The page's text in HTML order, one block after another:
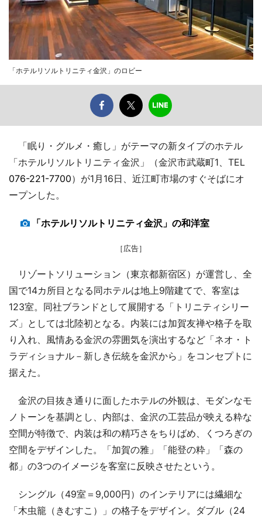
「ホテルリソルトリニティ金沢」のロビー
「眠り・グルメ・癒し」がテーマの新タイプのホテル
「ホテルリソルトリニティ金沢」（金沢市武蔵町1、TEL
076-221-7700）が1月16日、近江町市場のすぐそばにオ
ープンした。
「ホテルリソルトリニティ金沢」の和洋室
［広告］
リゾートソリューション（東京都新宿区）が運営し、全
国で14カ所目となる同ホテルは地上9階建てで、客室は
123室。同社ブランドとして展開する「トリニティシリー
ズ」としては北陸初となる。内装には加賀友禅や格子を取
り入れ、風情ある金沢の雰囲気を演出するなど「ネオ・ト
ラディショナル－新しき伝統を金沢から」をコンセプトに
据えた。
金沢の目抜き通りに面したホテルの外観は、モダンなモ
ノトーンを基調とし、内部は、金沢の工芸品が映える粋な
空間が特徴で、内装は和の精巧さをちりばめ、くつろぎの
空間をデザインした。「加賀の雅」「能登の粋」「森の
都」の3つのイメージを客室に反映させたという。
シングル（49室＝9,000円）のインテリアには繊細な
「木虫籠（きむすこ）」の格子をデザイン。ダブル（24